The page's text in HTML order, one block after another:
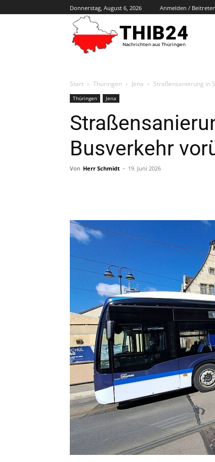
Donnerstag, August 6, 2026 Anmelden / Beitreten
THIB24
Nachrichten aus Thüringen
Start Thüringen Jena Straßensanierung in
Thüringen Jena
Busverkehr
Von Herr Schmidt - 19. Juni 2026